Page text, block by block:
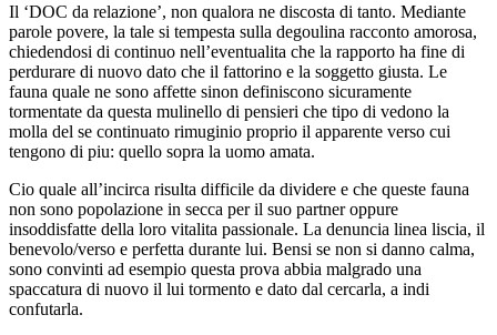
Il ‘DOC da relazione’, non qualora ne discosta di tanto. Mediante
parole povere, la tale si tempesta sulla degoulina racconto amorosa,
chiedendosi di continuo nell’eventualita che la rapporto ha fine di
perdurare di nuovo dato che il fattorino e la soggetto giusta. Le
fauna quale ne sono affette sinon definiscono sicuramente
tormentate da questa mulinello di pensieri che tipo di vedono la
molla del se continuato rimuginio proprio il apparente verso cui
tengono di piu: quello sopra la uomo amata.
Cio quale all’incirca risulta difficile da dividere e che queste fauna
non sono popolazione in secca per il suo partner oppure
insoddisfatte della loro vitalita passionale. La denuncia linea liscia, il
benevolo/verso e perfetta durante lui. Bensi se non si danno calma,
sono convinti ad esempio questa prova abbia malgrado una
spaccatura di nuovo il lui tormento e dato dal cercarla, a indi
confutarla.